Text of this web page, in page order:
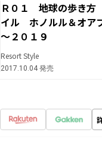
Ｒ０１ 地球の歩き方
イル ホノルル＆オア
～２０１９
Resort Style
2017.10.04 発売